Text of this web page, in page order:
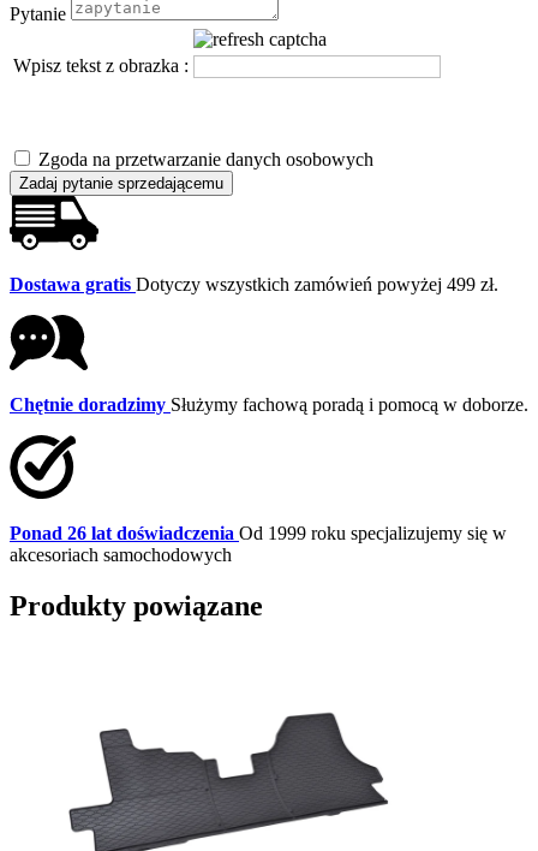
Pytanie
Wpisz tekst z obrazka :
Zgoda na przetwarzanie danych osobowych
Zadaj pytanie sprzedającemu
Dostawa gratis Dotyczy wszystkich zamówień powyżej 499 zł.
Chętnie doradzimy Służymy fachową poradą i pomocą w doborze.
Ponad 26 lat doświadczenia Od 1999 roku specjalizujemy się w
akcesoriach samochodowych
Produkty powiązane